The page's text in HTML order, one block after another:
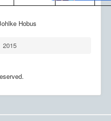
Hobus
2015